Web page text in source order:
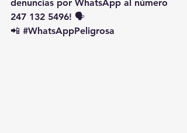
denuncias por WhatsApp al número
247 132 5496! 🗣️
📲 #WhatsAppPeligrosa